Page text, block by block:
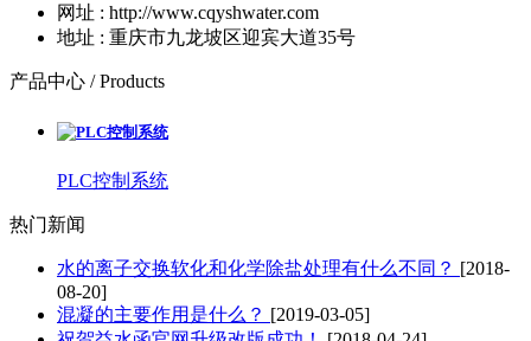
网址 : http://www.cqyshwater.com
地址 : 重庆市九龙坡区迎宾大道35号
产品中心 /Products
PLC控制系统
热门新闻
水的离子交换软化和化学除盐处理有什么不同？ [2018-
08-20]
混凝的主要作用是什么？ [2019-03-05]